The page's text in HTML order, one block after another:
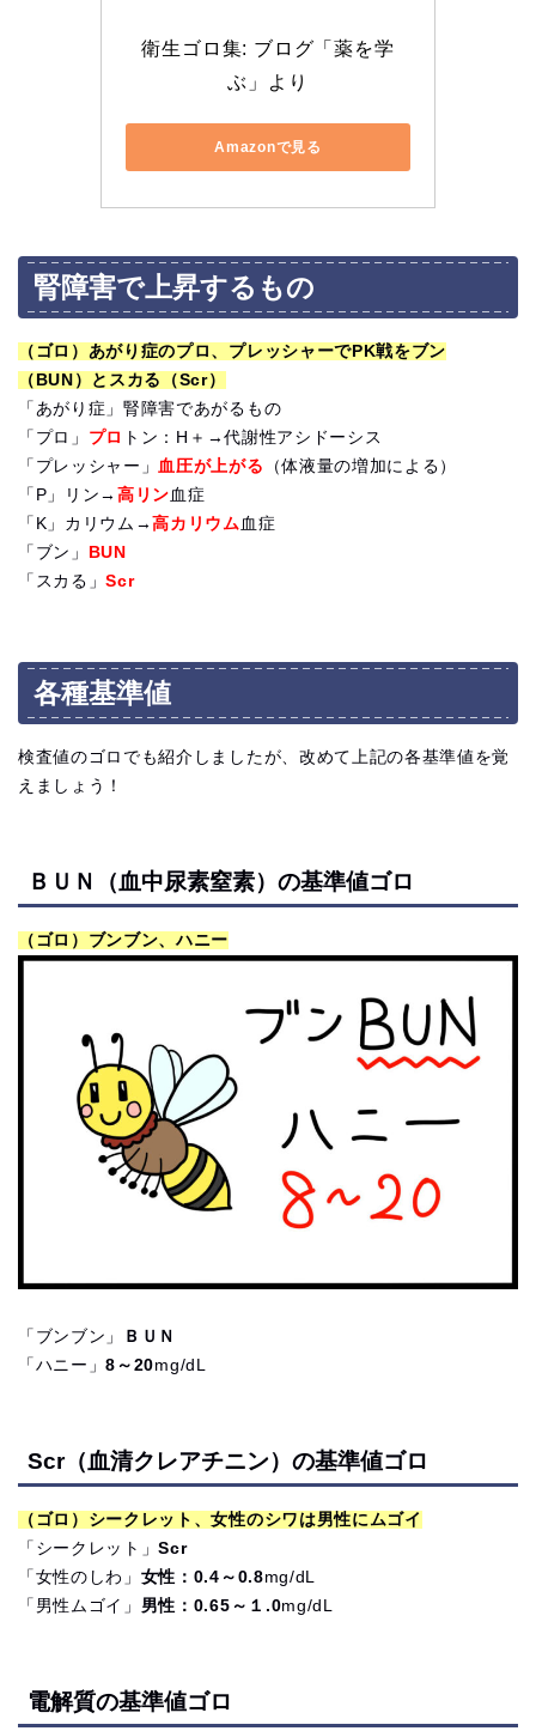
衛生ゴロ集: ブログ「薬を学
ぶ」より
Amazonで見る
腎障害で上昇するもの
（ゴロ）あがり症のプロ、プレッシャーでPK戦をブン
（BUN）とスカる（Scr）
「あがり症」腎障害であがるもの
「プロ」 プロ トン：H＋→代謝性アシドーシス
「プレッシャー」血圧が上がる
（体液量の増加による）
「P」リン→高リン 血症
「K」カリウム→高カリウム 血症
「ブン」
BUN
「スカる」Scr
各種基準値
検査値のゴロでも紹介しましたが、改めて上記の各基準値を覚
えましょう！
ＢＵＮ（血中尿素窒素）の基準値ゴロ
（ゴロ）ブンブン、ハニー
「ブンブン」
ＢＵＮ
「ハニー」8～20mg/dL
Scr（血清クレアチニン）の基準値ゴロ
（ゴロ）シークレット、女性のシワは男性にムゴイ
「シークレット」Scr
「女性のしわ」 女性：0.4～0.8mg/dL
「男性ムゴイ」 男性：0.65～１.0mg/dL
電解質の基準値ゴロ